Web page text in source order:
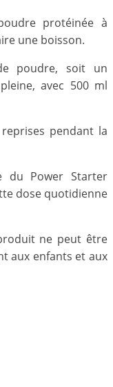
protéinée à
une boisson.
poudre, soit un
avec 500 ml
pendant la
du Power Starter
dose quotidienne
ne peut être
aux enfants et aux